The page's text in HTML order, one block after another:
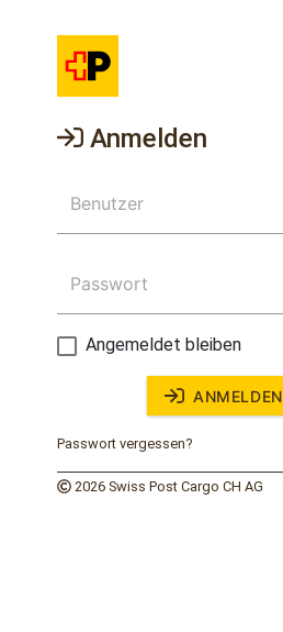
Anmelden
Angemeldet bleiben
ANMELDEN
Passwort vergessen?
2026 Swiss Post Cargo CH AG